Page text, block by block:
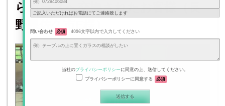
らガラスへ交換されたお客様（長
野県佐久市E様）
ご記入いただければお電話にてご連絡致します
問い合わせ 必須 4096文字以内で入力してください
当社のプライバシーポリシーに同意の上、送信してください。
プライバシーポリシーに同意する
必須